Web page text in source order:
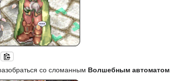
со сломанным Волшебным автоматом